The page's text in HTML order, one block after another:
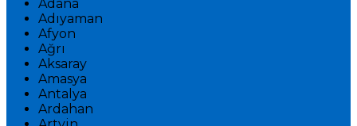
Adana
Adıyaman
Afyon
Ağrı
Aksaray
Amasya
Antalya
Ardahan